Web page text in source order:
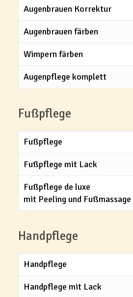
Augenbrauen Korrektur
Augenbrauen färben
Wimpern färben
Augenpflege komplett
Fußpflege
Fußpflege
Fußpflege mit Lack
Fußpflege de luxe
mit Peeling und Fußmassage
Handpflege
Handpflege
Handpflege mit Lack